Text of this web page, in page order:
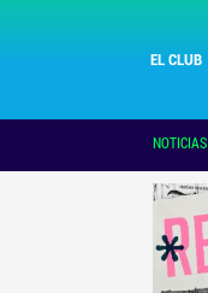
EL CLUB
NOTICIAS